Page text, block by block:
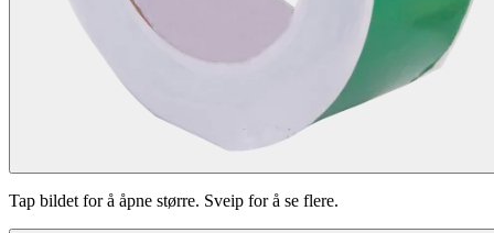
Tap bildet for å åpne større. Sveip for å se flere.